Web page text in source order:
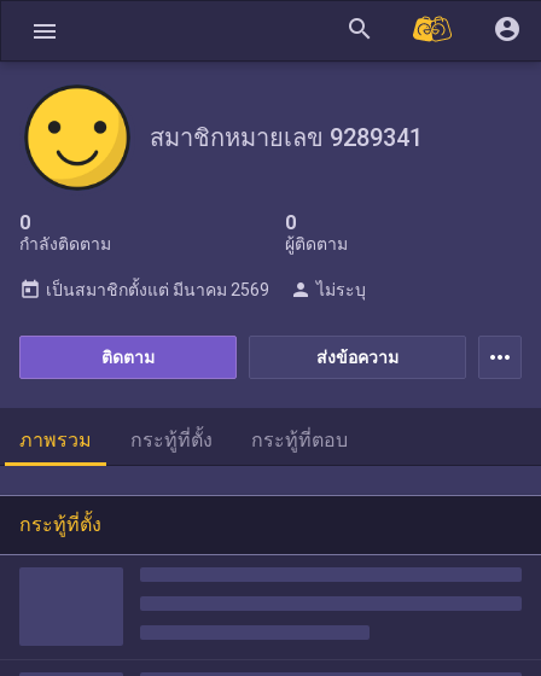
menu search account_circle
สมาชิกหมายเลข 9289341
0
กำลังติดตาม
0
ผู้ติดตาม
ส่งข้อความ
ติดตาม
today เป็นสมาชิกตั้งแต่ มีนาคม 2569 person ไม่ระบุ
more_horiz
ภาพรวม กระทู้ที่ตั้ง กระทู้ที่ตอบ
กระทู้ที่ตั้ง